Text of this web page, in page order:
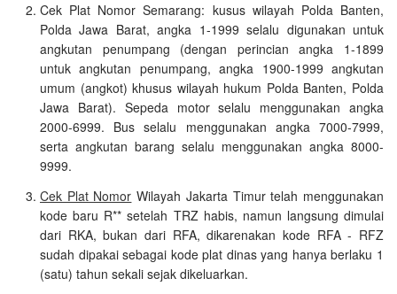
Cek Plat Nomor Semarang: kusus wilayah Polda Banten,
Polda Jawa Barat, angka 1-1999 selalu digunakan untuk
angkutan penumpang (dengan perincian angka 1-1899
untuk angkutan penumpang, angka 1900-1999 angkutan
umum (angkot) khusus wilayah hukum Polda Banten, Polda
Jawa Barat). Sepeda motor selalu menggunakan angka
2000-6999. Bus selalu menggunakan angka 7000-7999,
serta angkutan barang selalu menggunakan angka 8000-
9999.
Cek Plat Nomor Wilayah Jakarta Timur telah menggunakan
kode baru R** setelah TRZ habis, namun langsung dimulai
dari RKA, bukan dari RFA, dikarenakan kode RFA - RFZ
sudah dipakai sebagai kode plat dinas yang hanya berlaku 1
(satu) tahun sekali sejak dikeluarkan.